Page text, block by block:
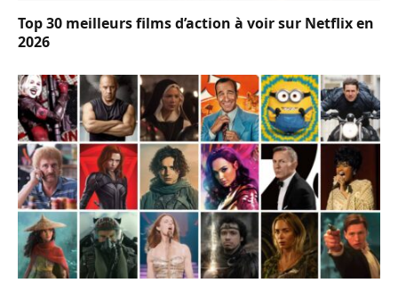
Top 30 meilleurs films d’action à voir sur Netflix en
2026